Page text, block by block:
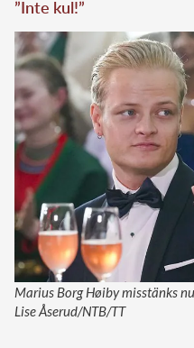
”Inte kul!”
Marius Borg Høiby misstänks
Lise Åserud/NTB/TT